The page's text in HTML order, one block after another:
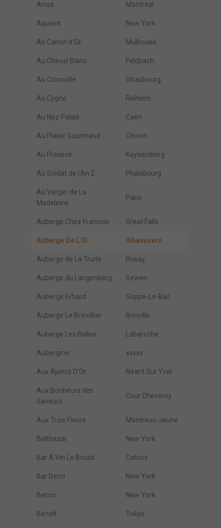
Anise Montréal
Aquavit New York
Au Canon d'Or Mulhouse
Au Cheval Blanc Feldbach
Au Crocodile Strasbourg
Au Cygne Rixheim
Au Nez Palais Caen
Au Plaisir Gourmand Chinon
Au Pressoir Kaysersberg
Au Soldat de l'An 2 Phalsbourg
Au Verger de La
Madeleine
Paris
Auberge Chez Francois Great Falls
Auberge De L'Ill Illhaeusern
Auberge de La Truite Rosay
Auberge du Langenberg Sewen
Auberge Erhard Soppe-Le-Bas
Auberge Le Brinvillier Brinville
Auberge Les Bolles Labaroche
Aubergine xxxxx
Aux Ajoncs D'Or Néant Sur Yvel
Aux Bonheurs des
Saveurs
Cour Cheverny
Aux Trois Fleurs Montreux-Jeune
Balthazar New York
Bar À Vin Le Bousil Cahors
Bar Demi New York
Becco New York
Benoît Tokyo